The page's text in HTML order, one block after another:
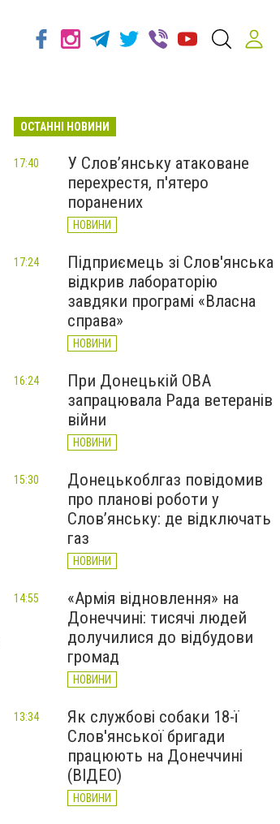
ОСТАННІ НОВИНИ
У Слов’янську атаковане
перехрестя, п'ятеро
поранених
НОВИНИ
17:40
Підприємець зі Слов'янська
відкрив лабораторію
завдяки програмі «Власна
справа»
НОВИНИ
17:24
При Донецькій ОВА
запрацювала Рада ветеранів
війни
НОВИНИ
16:24
Донецькоблгаз повідомив
про планові роботи у
Слов’янську: де відключать
газ
НОВИНИ
15:30
«Армія відновлення» на
Донеччині: тисячі людей
долучилися до відбудови
громад
НОВИНИ
14:55
Як службові собаки 18-ї
Слов'янської бригади
працюють на Донеччині
(ВІДЕО)
НОВИНИ
13:34